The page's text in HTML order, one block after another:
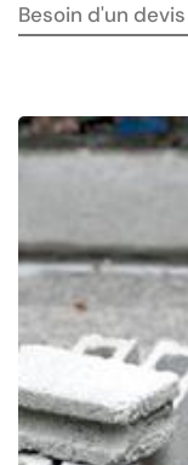
Besoin d'un